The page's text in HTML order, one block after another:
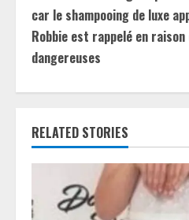
i
n
u
e
R
e
car le shampooing de luxe
Robbie est rappelé en
dangereuses
RELATED STORIES